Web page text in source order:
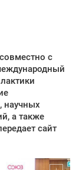
с
научных
а также
сайт